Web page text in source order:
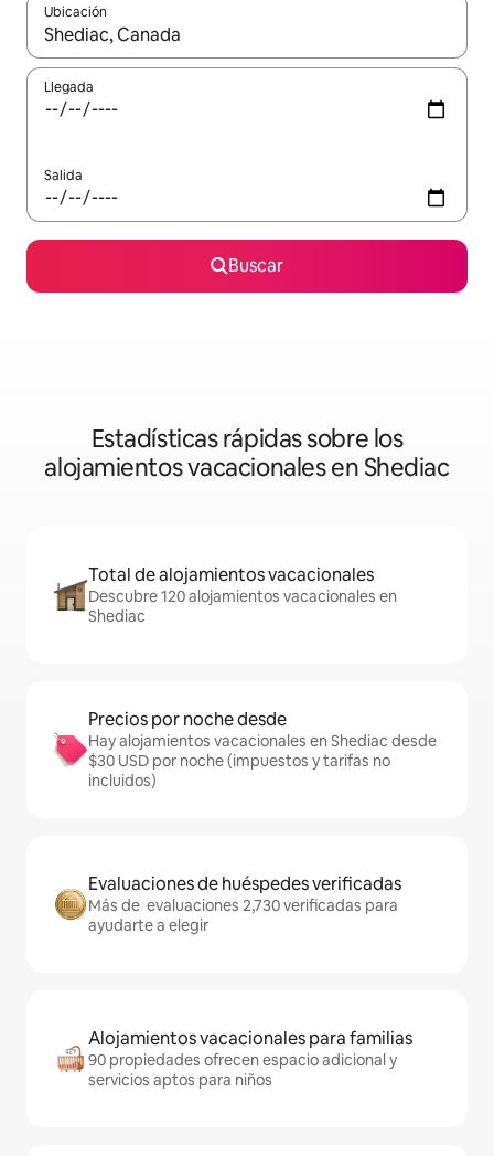
Ubicación
Cuando los resultados estén disponibles, podrás navegar
Llegada
Salida
Buscar
Estadísticas rápidas sobre los
alojamientos vacacionales en Shediac
Total de alojamientos vacacionales
Descubre 120 alojamientos vacacionales en
Shediac
Precios por noche desde
Hay alojamientos vacacionales en Shediac desde
$30 USD por noche (impuestos y tarifas no
incluidos)
Evaluaciones de huéspedes verificadas
Más de evaluaciones 2,730 verificadas para
ayudarte a elegir
Alojamientos vacacionales para familias
90 propiedades ofrecen espacio adicional y
servicios aptos para niños